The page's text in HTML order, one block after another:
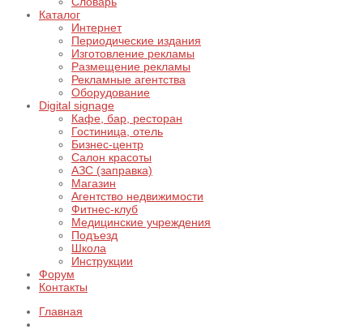
Каталог
Интернет
Периодические издания
Изготовление рекламы
Размещение рекламы
Рекламные агентства
Оборудование
Digital signage
Кафе, бар, ресторан
Гостиница, отель
Бизнес-центр
Салон красоты
АЗС (заправка)
Магазин
Агентство недвижимости
Фитнес-клуб
Медицинские учреждения
Подъезд
Школа
Инструкции
Форум
Контакты
Главная